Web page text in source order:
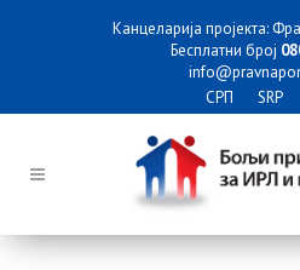
Канцеларија пројекта:
Бесплатни број
СРП
SRP